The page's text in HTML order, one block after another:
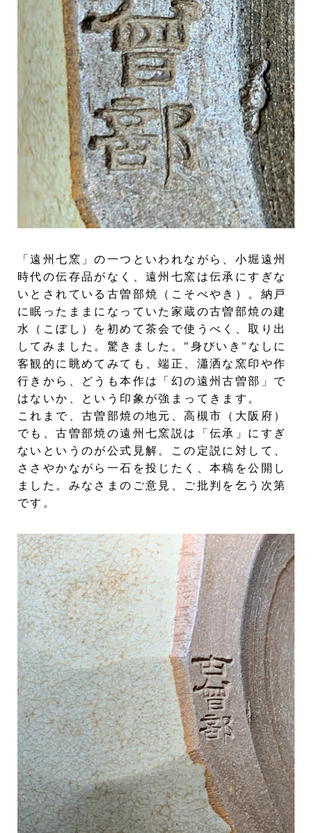
「遠州七窯」の一つといわれながら、小堀遠州
時代の伝存品がなく、遠州七窯は伝承にすぎな
いとされている古曽部焼（こそべやき）。納戸
に眠ったままになっていた家蔵の古曽部焼の建
水（こぼし）を初めて茶会で使うべく、取り出
してみました。驚きました。"身びいき"なしに
客観的に眺めてみても、端正、瀟洒な窯印や作
行きから、どうも本作は「幻の遠州古曽部」で
はないか、という印象が強まってきます。
これまで、古曽部焼の地元、高槻市（大阪府）
でも、古曽部焼の遠州七窯説は「伝承」にすぎ
ないというのが公式見解。この定説に対して、
ささやかながら一石を投じたく、本稿を公開し
ました。みなさまのご意見、ご批判を乞う次第
です。